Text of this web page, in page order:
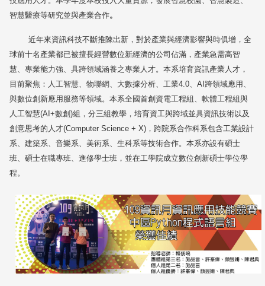
智慧醫療等研究並與產業合作。
近年來資訊科技不斷推陳出新，對於產業與經濟影響與時俱增，全
球前十名產業都已被擅長經營數位新經濟的公司佔滿，產業急需高智
慧、專業能力強、具跨領域涵養之專業人才。本系培育資訊產業人才，
目前聚焦：人工智慧、物聯網、大數據分析、工業4.0 、AI跨領域應用、
與數位創新應用服務等領域。本系全國首創資電工程組、軟體工程組與
人工智慧(AI+數創)組，分三組教學，培育資工與跨域並具資訊技術以及
創意思考的人才(Computer Science + X) ，跨院系合作科系包含工業設計
系、建築系、音樂系、美術系、生科系等技術合作。本系亦設有碩士
班、碩士在職專班、進修學士班，並在工學院成立數位創新碩士學位學
程。